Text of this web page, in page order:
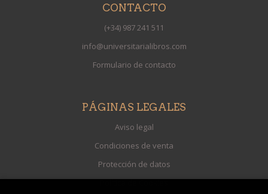
CONTACTO
(+34) 987 241 511
info@universitarialibros.com
Formulario de contacto
PÁGINAS LEGALES
Aviso legal
Condiciones de venta
Protección de datos
Política de Cookies